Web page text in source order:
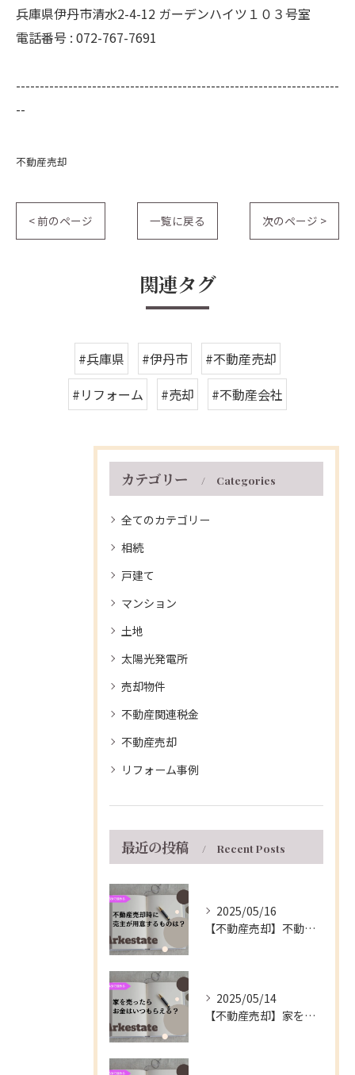
兵庫県伊丹市清水2-4-12 ガーデンハイツ１０３号室
電話番号 : 072-767-7691
--------------------------------------------------------------------
--
不動産売却
< 前のページ 一覧に戻る 次のページ >
関連タグ
#兵庫県 #伊丹市
#不動産売却
#リフォーム
#売却 #不動産会社
カテゴリー Categories
全てのカテゴリー
相続
戸建て
マンション
土地
太陽光発電所
売却物件
不動産関連税金
不動産売却
リフォーム事例
最近の投稿 Recent Posts
2025/05/16
【不動産売却】不動産の売買契約時に売主が用意するもの～伊丹市の不動産会社～
2025/05/14
【不動産売却】家を売ったらお金はいつもらえる？～伊丹市の不動産会社～